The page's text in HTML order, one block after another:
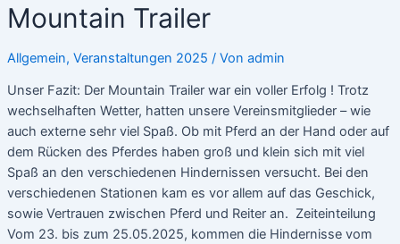
Mountain Trailer
Allgemein, Veranstaltungen 2025 / Von admin
Unser Fazit: Der Mountain Trailer war ein voller Erfolg ! Trotz
wechselhaften Wetter, hatten unsere Vereinsmitglieder – wie
auch externe sehr viel Spaß. Ob mit Pferd an der Hand oder auf
dem Rücken des Pferdes haben groß und klein sich mit viel
Spaß an den verschiedenen Hindernissen versucht. Bei den
verschiedenen Stationen kam es vor allem auf das Geschick,
sowie Vertrauen zwischen Pferd und Reiter an. Zeiteinteilung
Vom 23. bis zum 25.05.2025, kommen die Hindernisse vom